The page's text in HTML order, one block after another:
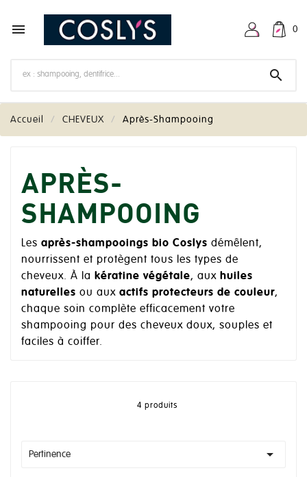
 0

Accueil CHEVEUX Après-Shampooing
APRÈS-
SHAMPOOING
Les après-shampooings bio Coslys démêlent,
nourrissent et protègent tous les types de
cheveux. À la kératine végétale, aux huiles
naturelles ou aux actifs protecteurs de couleur,
chaque soin complète efficacement votre
shampooing pour des cheveux doux, souples et
faciles à coiffer.
4 produits
Pertinence 